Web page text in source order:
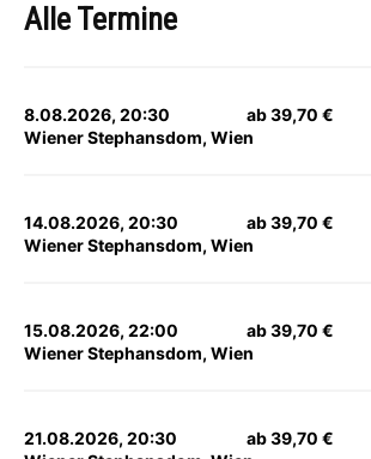
Alle Termine
8.08.2026, 20:30
Wiener Stephansdom, Wien
ab 39,70 €
14.08.2026, 20:30
Wiener Stephansdom, Wien
ab 39,70 €
15.08.2026, 22:00
Wiener Stephansdom, Wien
ab 39,70 €
21.08.2026, 20:30
ab 39,70 €